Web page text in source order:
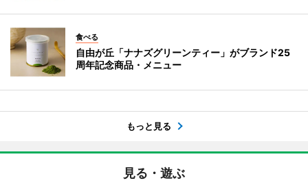
食べる
自由が丘「ナナズグリーンティー」がブランド25
周年記念商品・メニュー
もっと見る
見る・遊ぶ